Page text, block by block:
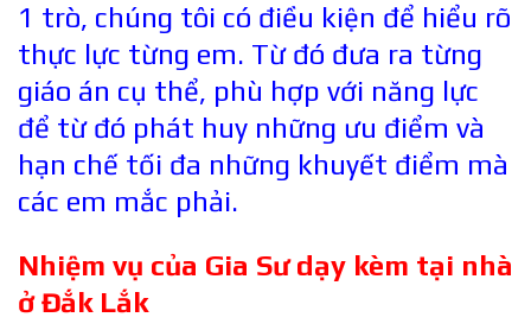
1 trò, chúng tôi có điều kiện để hiểu rõ
thực lực từng em. Từ đó đưa ra từng
giáo án cụ thể, phù hợp với năng lực
để từ đó phát huy những ưu điểm và
hạn chế tối đa những khuyết điểm mà
các em mắc phải.
Nhiệm vụ của Gia Sư dạy kèm tại nhà
ởĐắk Lắk